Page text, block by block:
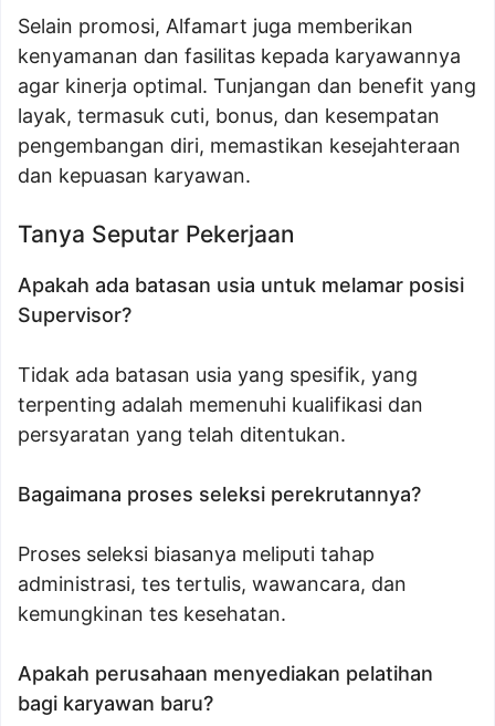
Selain promosi, Alfamart juga memberikan
kenyamanan dan fasilitas kepada karyawannya
agar kinerja optimal. Tunjangan dan benefit yang
layak, termasuk cuti, bonus, dan kesempatan
pengembangan diri, memastikan kesejahteraan
dan kepuasan karyawan.
Tanya Seputar Pekerjaan
Apakah ada batasan usia untuk melamar posisi
Supervisor?
Tidak ada batasan usia yang spesifik, yang
terpenting adalah memenuhi kualifikasi dan
persyaratan yang telah ditentukan.
Bagaimana proses seleksi perekrutannya?
Proses seleksi biasanya meliputi tahap
administrasi, tes tertulis, wawancara, dan
kemungkinan tes kesehatan.
Apakah perusahaan menyediakan pelatihan
bagi karyawan baru?